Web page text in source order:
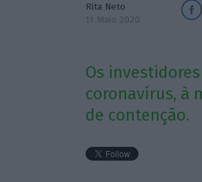
Rita Neto
11 Maio 2020
Os
coronavírus, à
de contenção.